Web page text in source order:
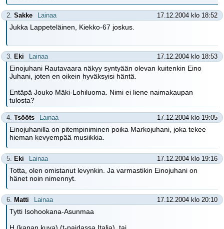
2. Sakke Lainaa 17.12.2004 klo 18:52
Jukka Lappeteläinen, Kiekko-67 joskus.
3. Eki Lainaa 17.12.2004 klo 18:53
Einojuhani Rautavaara näkyy syntyään olevan kuitenkin Eino
Juhani, joten en oikein hyväksyisi häntä.
Entäpä Jouko Mäki-Lohiluoma. Nimi ei liene naimakaupan
tulosta?
4. Tsööts Lainaa 17.12.2004 klo 19:05
Einojuhanilla on pitempiniminen poika Markojuhani, joka tekee
hieman kevyempää musiikkia.
5. Eki Lainaa 17.12.2004 klo 19:16
Totta, olen omistanut levynkin. Ja varmastikin Einojuhani on
hänet noin nimennyt.
6. Matti Lainaa 17.12.2004 klo 20:10
Tytti Isohookana-Asunmaa